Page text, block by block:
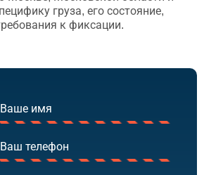
груза, его состояние,
к фиксации.